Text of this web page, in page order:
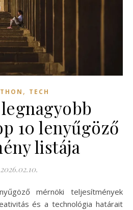
, TECH
10 lenyűgöző
listája
2026.02.10.
és a technológia határait